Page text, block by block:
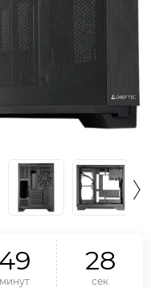
49
минут
27
сек